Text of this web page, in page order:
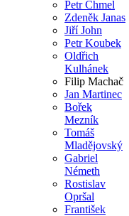
Petr Chmel
Zdeněk Janas
Jiří John
Petr Koubek
Oldřich
Kulhánek
Filip Machač
Jan Martinec
Bořek
Mezník
Tomáš
Mladějovský
Gabriel
Németh
Rostislav
Opršal
František